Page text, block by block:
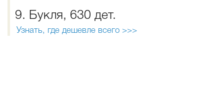
9. Букля, 630 дет.
Узнать, где дешевле всего >>>